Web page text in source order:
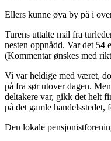
Ellers kunne øya by på i
Turens uttalte mål fra
nesten oppnådd. Var det 54
(Kommentar ønskes med
Vi var heldige med været,
på fra sør utover dagen.
deltakere var, gikk det helt
på det gamle
Den lokale